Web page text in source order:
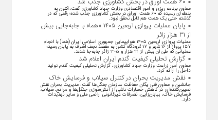
معاون برنامه ریزی و امور اقتصادی وزارت جهاد کشاورزی گفت:اکنون به
نقطه‌ای رسیده که ۶۰ همت اوراق در بخش کشاورزی جذب شده؛ رقمی که در
گذشته حتی یک همت هم قابل تحقق نبود.
پایان عملیات پروازی اربعین ۱۴۰۵ «هما» با جابه‌جایی بیش
از ۳۱ هزار زائر
عملیات پروازی اربعین ۱۴۰۵ هواپیمایی جمهوری اسلامی ایران (هما) با انجام
۱۵۷ پرواز از ۱۶ شهر و ۱۷ فرودگاه کشور به مقصد نجف اشرف به پایان رسید؛
عملیاتی که طی آن بیش از ۳۱ هزار و ۳۰۵ زائر جابه‌جا شدند.
گزارش تحلیلی کیفیت گندم ایران اعلام شد
معاون امور زراعت وزارت جهاد کشاورزی، گزارش تحلیلی کیفیت گندم تولید
داخل را ارائه کرد.
نقش مدیریت بحران در کنترل سیلاب و فرسایش خاک
جانشین و معاون فنی یگان حفاظت سازمان جنگل‌ها گفت: مدیریت بحران نقش
تعیین‌کننده‌ای در کاهش خسارات ناشی از آتش‌سوزی جنگل‌ها و مراتع، سیلاب،
فرسایش خاک، بیابان‌زایی، تصرفات غیرقانونی اراضی ملی و سایر تهدیدات
دارد.